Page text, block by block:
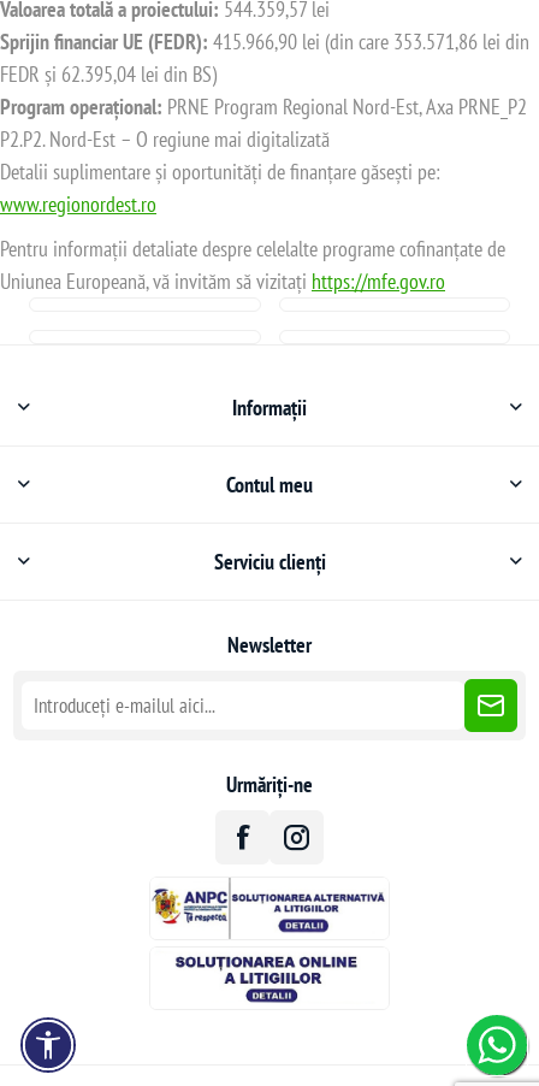
Valoarea totală a proiectului: 544.359,57 lei
Sprijin financiar UE (FEDR): 415.966,90 lei (din care 353.571,86 lei din
FEDR și 62.395,04 lei din BS)
Program operațional: PRNE Program Regional Nord-Est, Axa PRNE_P2
P2.P2. Nord-Est – O regiune mai digitalizată
Detalii suplimentare și oportunități de finanțare găsești pe:
www.regionordest.ro
Pentru informații detaliate despre celelalte programe cofinanțate de
Uniunea Europeană, vă invităm să vizitați https://mfe.gov.ro
Informații
Contul meu
Serviciu clienți
Newsletter
Urmăriți-ne